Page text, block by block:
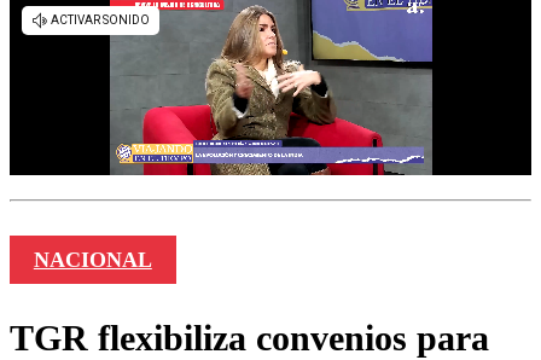
NACIONAL
TGR flexibiliza convenios para